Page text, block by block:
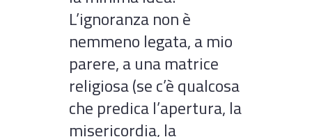
L’ignoranza non è
nemmeno legata, a mio
parere, a una matrice
religiosa (se c’è qualcosa
che predica l’apertura, la
misericordia, la